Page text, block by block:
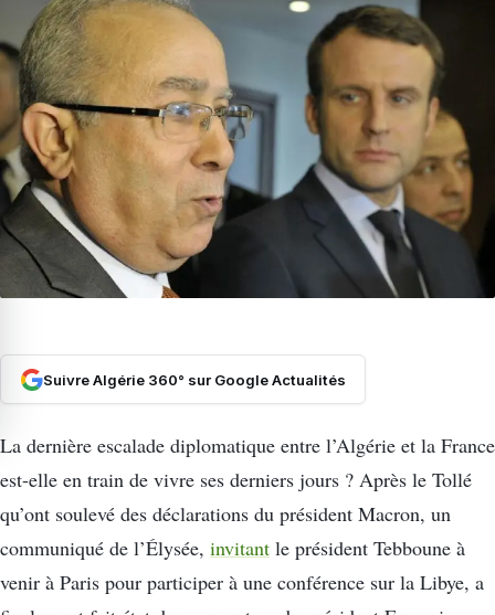
Suivre Algérie 360° sur Google Actualités
La dernière escalade diplomatique entre l’Algérie et la France
est-elle en train de vivre ses derniers jours ? Après le Tollé
qu’ont soulevé des déclarations du président Macron, un
communiqué de l’Élysée, invitant le président Tebboune à
venir à Paris pour participer à une conférence sur la Libye, a